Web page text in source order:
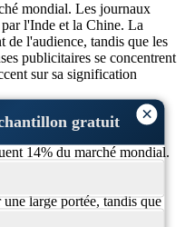
×
gratuit
mondial. Les journaux
l'Inde et la Chine. La
de l'audience, tandis que les
publicitaires se concentrent
sur sa signification
14% du marché mondial.
médias, des journaux
des annonceurs de la
large portée, tandis que
le ciblage local.